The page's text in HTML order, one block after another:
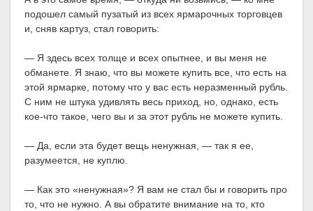
подошел самый пузатый из всех ярмарочных торговцев
и, сняв картуз, стал говорить:
— Я здесь всех толще и всех опытнее, и вы меня не
обманете. Я знаю, что вы можете купить все, что есть на
этой ярмарке, потому что у вас есть неразменный рубль.
С ним не штука удивлять весь приход, но, однако, есть
кое-что такое, чего вы и за этот рубль не можете купить.
— Да, если эта будет вещь ненужная, — так я ее,
разумеется, не куплю.
— Как это «ненужная»? Я вам не стал бы и говорить про
то, что не нужно. А вы обратите внимание на то, кто